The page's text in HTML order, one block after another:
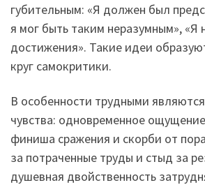
губительным: «Я должен был
я мог быть таким неразумным», «Я
достижения». Такие идеи
круг самокритики.
В особенности трудными
чувства: одновременное
финиша сражения и скорби от
за потраченные труды и стыд за
душевная двойственность